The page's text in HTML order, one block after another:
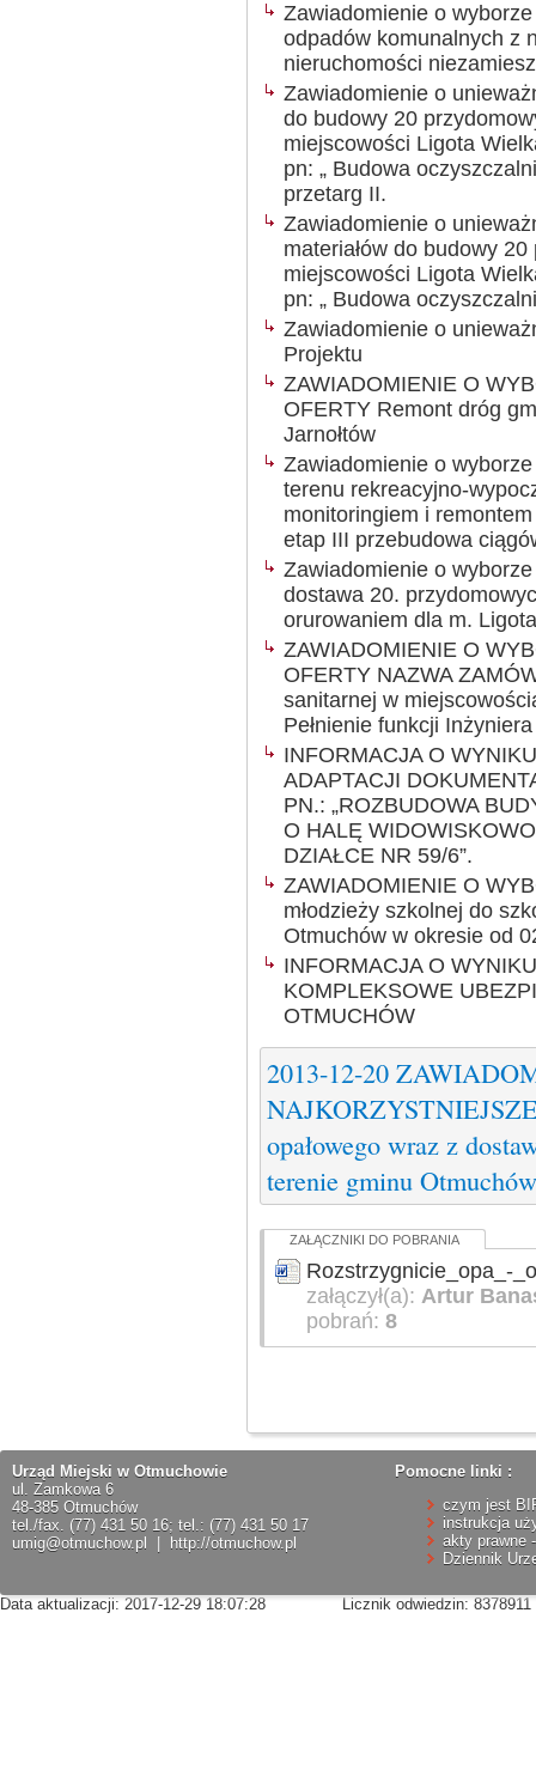
Zawiadomienie o
odpadów komunalnych z
nieruchomości
Zawiadomienie o
do budowy 20
miejscowości Ligota
pn: „ Budowa
przetarg II.
Zawiadomienie o
materiałów do budowy
miejscowości Ligota
pn: „ Budowa
Zawiadomienie o
Projektu
ZAWIADOMIENIE O
OFERTY Remont dróg
Jarnołtów
Zawiadomienie o
terenu rekreacyjno-
monitoringiem i
etap III przebudowa
Zawiadomienie o
dostawa 20.
orurowaniem dla m.
ZAWIADOMIENIE O
OFERTY NAZWA
sanitarnej w
Pełnienie funkcji
INFORMACJA O
ADAPTACJI
PN.: „ROZBUDOWA
O HALĘ
DZIAŁCE NR 59/6”.
ZAWIADOMIENIE O
młodzieży szkolnej do
Otmuchów w okresie od
INFORMACJA O
KOMPLEKSOWE
OTMUCHÓW
2013-12-20
opałowego wraz z
terenie gminu
ZAŁĄCZNIKI DO POBRANIA
Rozstrzygnicie_opa_-
załączył(a): Artur
pobrań: 8
Urząd Miejski w Otmuchowie
ul. Zamkowa 6
48-385 Otmuchów
tel./fax. (77) 431 50 16; tel.: (77) 431 50 17
umig@otmuchow.pl
http://otmuchow.pl
Pomocne linki :
czym jest
instrukcja
akty prawne
Dziennik
Data aktualizacji: 2017-12-29 18:07:28 Licznik odwiedzin: 8378911